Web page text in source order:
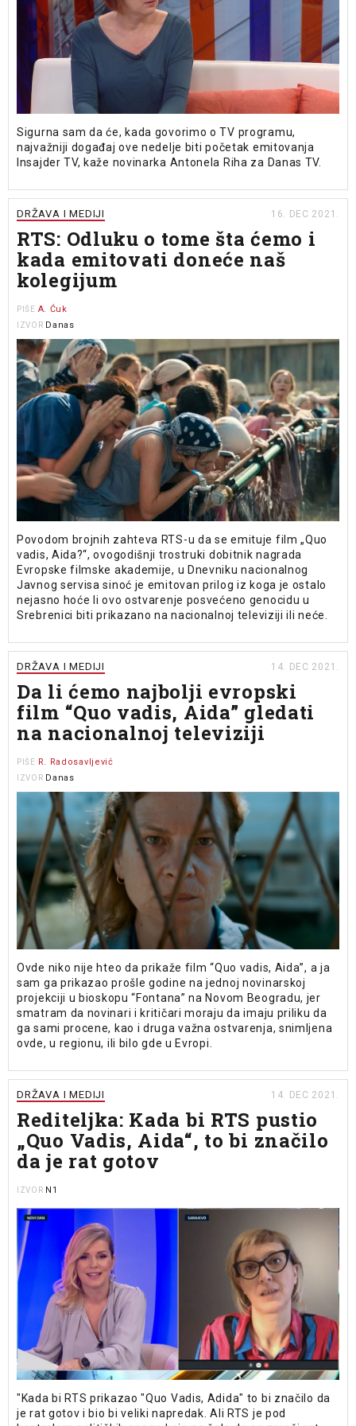
Sigurna sam da će, kada govorimo o TV programu,
najvažniji događaj ove nedelje biti početak emitovanja
Insajder TV, kaže novinarka Antonela Riha za Danas TV.
DRŽAVA I MEDIJI 16. DEC 2021.
RTS: Odluku o tome šta ćemo i
kada emitovati doneće naš
kolegijum
PIŠE A. Ćuk
IZVOR Danas
Povodom brojnih zahteva RTS-u da se emituje film „Quo
vadis, Aida?“, ovogodišnji trostruki dobitnik nagrada
Evropske filmske akademije, u Dnevniku nacionalnog
Javnog servisa sinoć je emitovan prilog iz koga je ostalo
nejasno hoće li ovo ostvarenje posvećeno genocidu u
Srebrenici biti prikazano na nacionalnoj televiziji ili neće.
DRŽAVA I MEDIJI 14. DEC 2021.
Da li ćemo najbolji evropski
film “Quo vadis, Aida” gledati
na nacionalnoj televiziji
PIŠE R. Radosavljević
IZVOR Danas
Ovde niko nije hteo da prikaže film “Quo vadis, Aida”, a ja
sam ga prikazao prošle godine na jednoj novinarskoj
projekciji u bioskopu “Fontana” na Novom Beogradu, jer
smatram da novinari i kritičari moraju da imaju priliku da
ga sami procene, kao i druga važna ostvarenja, snimljena
ovde, u regionu, ili bilo gde u Evropi.
DRŽAVA I MEDIJI 14. DEC 2021.
Rediteljka: Kada bi RTS pustio
„Quo Vadis, Aida“, to bi značilo
da je rat gotov
IZVOR N1
"Kada bi RTS prikazao "Quo Vadis, Adida" to bi značilo da
je rat gotov i bio bi veliki napredak. Ali RTS je pod